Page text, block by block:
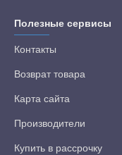
Полезные сервисы
Контакты
Возврат товара
Карта сайта
Производители
Купить в рассрочку